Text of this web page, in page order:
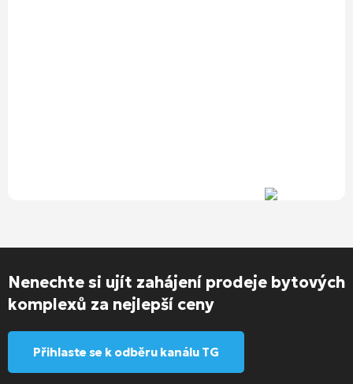
Nenechte si ujít zahájení prodeje bytových
komplexů za nejlepší ceny
Přihlaste se k odběru kanálu TG